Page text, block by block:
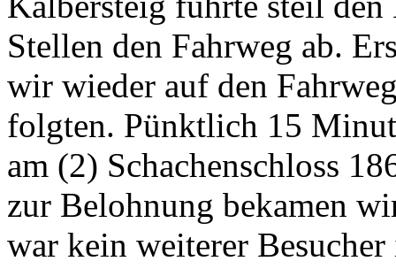
Stellen den Fahrweg ab.
wir wieder auf den
folgten. Pünktlich 15
am (2) Schachenschloss
zur Belohnung bekamen
war kein weiterer